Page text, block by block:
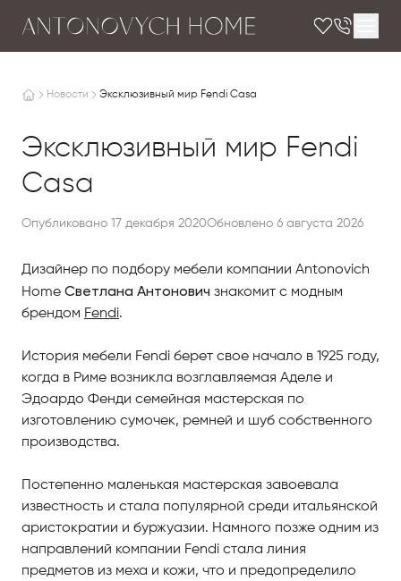
Новости Эксклюзивный мир Fendi Casa
Эксклюзивный мир Fendi
Casa
Опубликовано 17 декабря 2020Обновлено 6 августа 2026
Дизайнер по подбору мебели компании Antonovich
Home Светлана Антонович знакомит с модным
брендом Fendi.
История мебели Fendi берет свое начало в 1925 году,
когда в Риме возникла возглавляемая Аделе и
Эдоардо Фенди семейная мастерская по
изготовлению сумочек, ремней и шуб собственного
производства.
Постепенно маленькая мастерская завоевала
известность и стала популярной среди итальянской
аристократии и буржуазии. Намного позже одним из
направлений компании Fendi стала линия
предметов из меха и кожи, что и предопределило